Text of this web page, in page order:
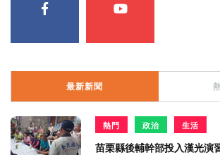
最新新聞
熱門 政治 生活
苗栗縣後輔幹部投入漢光